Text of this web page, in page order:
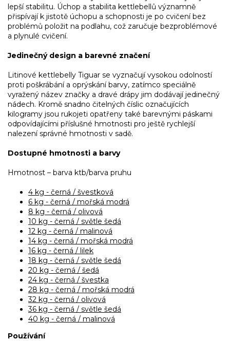
lepší stabilitu. Úchop a stabilita kettlebellů významně
přispívají k jistotě úchopu a schopnosti je po cvičení bez
problémů položit na podlahu, což zaručuje bezproblémové
a plynulé cvičení.
Jedinečný design a barevné značení
Litinové kettlebelly Tiguar se vyznačují vysokou odolností
proti poškrábání a oprýskání barvy, zatímco speciálně
vyražený název značky a dravé drápy jim dodávají jedinečný
nádech. Kromě snadno čitelných číslic označujících
kilogramy jsou rukojeti opatřeny také barevnými páskami
odpovídajícími příslušné hmotnosti pro ještě rychlejší
nalezení správné hmotnosti v sadě.
Dostupné hmotnosti a barvy
Hmotnost – barva ktb/barva pruhu
4 kg - černá / švestková
6 kg - černá / mořská modrá
8 kg - černá / olivová
10 kg - černá / světle šedá
12 kg - černá / malinová
14 kg - černá / mořská modrá
16 kg - černá / lilek
18 kg - černá / světle šedá
20 kg - černá / šedá
24 kg - černá / švestka
28 kg - černá / mořská modrá
32 kg - černá / olivová
36 kg - černá / světle šedá
40 kg - černá / malinová
Používání